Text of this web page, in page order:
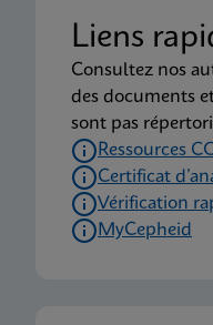
Liens
Consultez nos
des documents
sont pas
Ressources
Certificat
Vérification
MyCepheid